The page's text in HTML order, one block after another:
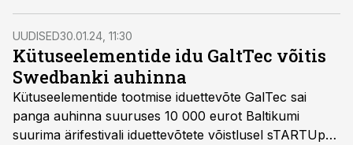
NATO DIANA kiirendi demopäeval EKTLi tegevjuht
Kalev Koidumäe.
UUDISED30.01.24, 11:30
Kütuseelementide idu GaltTec võitis
Swedbanki auhinna
Kütuseelementide tootmise iduettevõte GalTec sai
panga auhinna suuruses 10 000 eurot Baltikumi
suurima ärifestivali iduettevõtete võistlusel sTARTUp